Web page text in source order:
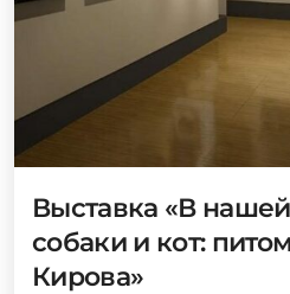
Выставка «В
собаки и кот:
Кирова»